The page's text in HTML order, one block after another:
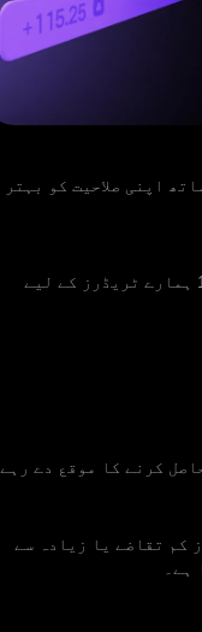
اپنی صلاحیت کو بہتر
اب، جشن منانے کے لیے، ہم ایک خاص بونس لیول اَن لاک کر رہے ہیں۔ لیول 11 ہمارے ٹریڈرز کے لیے
ٹریڈرز کو کسی بھی ڈپازٹ پر %111 کا بونس حاصل کرنے کا موقع دے رہے
کم تقاضے یا زیادہ سے